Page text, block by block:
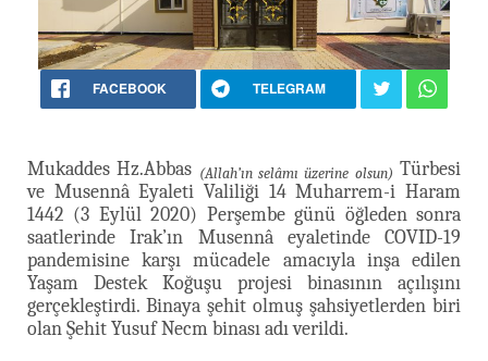
FACEBOOK TELEGRAM
Mukaddes Hz.Abbas (Allah’ın selâmı üzerine olsun) Türbesi
ve Musennâ Eyaleti Valiliği 14 Muharrem-i Haram
1442 (3 Eylül 2020) Perşembe günü öğleden sonra
saatlerinde Irak’ın Musennâ eyaletinde COVID-19
pandemisine karşı mücadele amacıyla inşa edilen
Yaşam Destek Koğuşu projesi binasının açılışını
gerçekleştirdi. Binaya şehit olmuş şahsiyetlerden biri
olan Şehit Yusuf Necm binası adı verildi.